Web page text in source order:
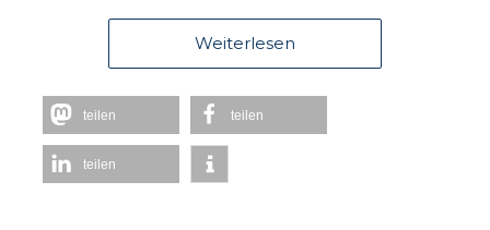
Weiterlesen
teilen teilen
teilen